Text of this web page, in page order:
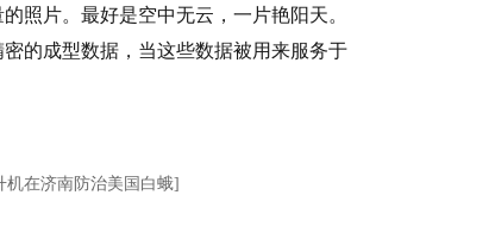
照片。最好是空中无云，一片艳阳天。
的成型数据，当这些数据被用来服务于
机在济南防治美国白蛾]